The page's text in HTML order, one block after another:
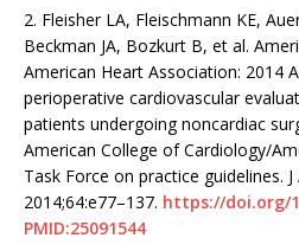
2. Fleisher LA, Fleischmann KE,
Beckman JA, Bozkurt B, et al.
American Heart Association: 2014
perioperative cardiovascular
patients undergoing noncardiac
American College of Cardiology/
Task Force on practice guidelines. J
2014;64:e77–137. https://doi.org/
PMID:25091544